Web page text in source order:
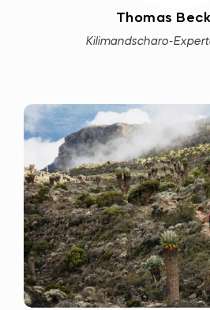
Thomas
Kilimandscharo-